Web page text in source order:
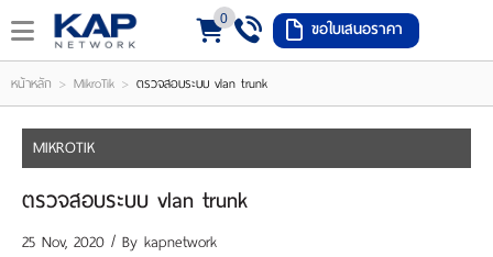
LOGIN
REGISTER
(
0
)
0 ขอใบเสนอราคา
หน้าหลัก > MikroTik > ตรวจสอบระบบ vlan trunk
MIKROTIK
ตรวจสอบระบบ vlan trunk
25 Nov, 2020 / By kapnetwork